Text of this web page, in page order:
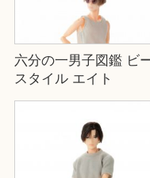
六分の一男子図鑑 ビ
スタイル エイト